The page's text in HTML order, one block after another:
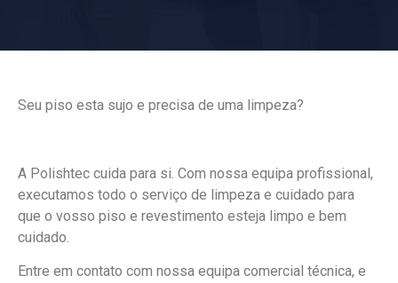
Seu piso esta sujo e precisa de uma limpeza?
A Polishtec cuida para si. Com nossa equipa profissional,
executamos todo o serviço de limpeza e cuidado para
que o vosso piso e revestimento esteja limpo e bem
cuidado.
Entre em contato com nossa equipa comercial técnica, e